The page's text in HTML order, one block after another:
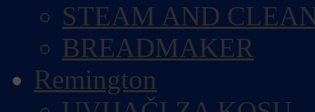
STEAM AND
BREADMAKER
Remington